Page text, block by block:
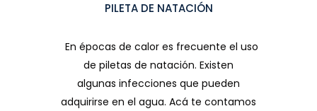
PILETA DE NATACIÓN
En épocas de calor es frecuente el uso
de piletas de natación. Existen
algunas infecciones que pueden
adquirirse en el agua. Acá te contamos